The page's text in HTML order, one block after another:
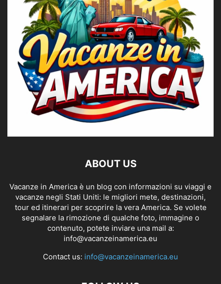
ABOUT US
Vacanze in America è un blog con informazioni su viaggi e
vacanze negli Stati Uniti: le migliori mete, destinazioni,
tour ed itinerari per scoprire la vera America. Se volete
segnalare la rimozione di qualche foto, immagine o
contenuto, potete inviare una mail a:
info@vacanzeinamerica.eu
Contact us: info@vacanzeinamerica.eu